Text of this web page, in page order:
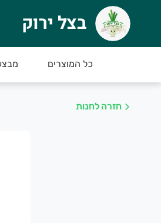
בצל ירוק
כאן תוכלו לקנות את מיטב
בצל ירוק
כל המוצרים
חזרה לחנות